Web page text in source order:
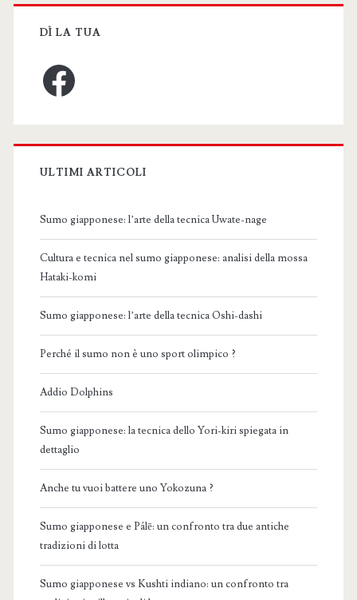
DÌ LA TUA
Facebook
ULTIMI ARTICOLI
Sumo giapponese: l’arte della tecnica Uwate-nage
Cultura e tecnica nel sumo giapponese: analisi della mossa
Hataki-komi
Sumo giapponese: l’arte della tecnica Oshi-dashi
Perché il sumo non è uno sport olimpico ?
Addio Dolphins
Sumo giapponese: la tecnica dello Yori-kiri spiegata in
dettaglio
Anche tu vuoi battere uno Yokozuna ?
Sumo giapponese e Pálē: un confronto tra due antiche
tradizioni di lotta
Sumo giapponese vs Kushti indiano: un confronto tra